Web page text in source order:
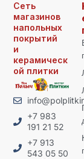
Сеть
магазинов
напольных
покрытий
и
керамическ
ой плитки
+7 983
191 21 52
+7 913
543 05 50